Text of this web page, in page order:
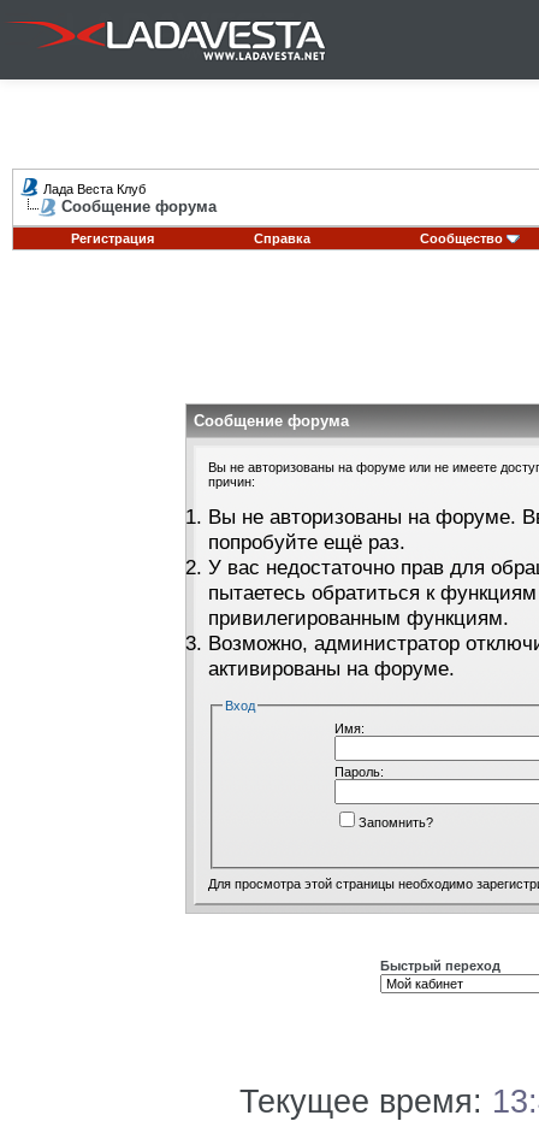
Лада Веста Клуб
Сообщение форума
Регистрация Справка Сообщество
Сообщение форума
Вы не авторизованы на форуме или не имеете
причин:
Вы не авторизованы на форуме.
попробуйте ещё раз.
У вас недостаточно прав для
пытаетесь обратиться к
привилегированным функциям.
Возможно, администратор
активированы на форуме.
Вход
Имя:
Пароль:
Запомнить?
Для просмотра этой страницы необходимо
Быстрый переход
Текущее время: